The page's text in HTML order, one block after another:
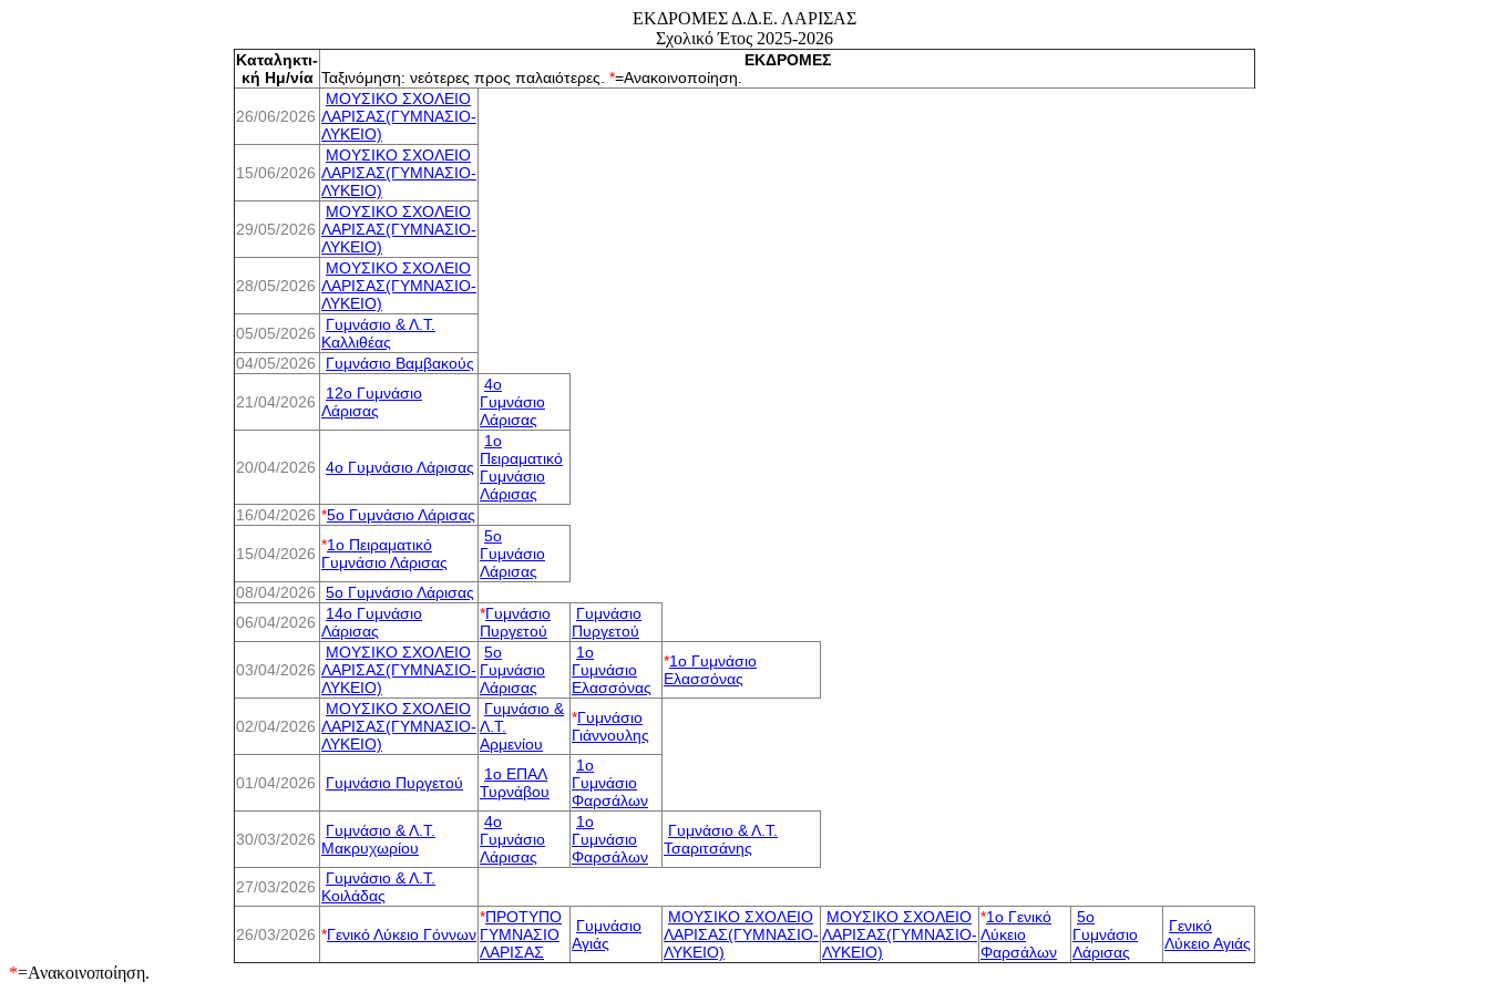
ΕΚΔΡΟΜΕΣ Δ.Δ.Ε. ΛΑΡΙΣΑΣ
Σχολικό Έτος 2025-2026
Καταληκτι-
κή Ημ/νία
ΕΚΔΡΟΜΕΣ
Ταξινόμηση: νεότερες προς παλαιότερες. *=Ανακοινοποίηση.
26/06/2026
ΜΟΥΣΙΚΟ ΣΧΟΛΕΙΟ
ΛΑΡΙΣΑΣ(ΓΥΜΝΑΣΙΟ-
ΛΥΚΕΙΟ)
15/06/2026
ΜΟΥΣΙΚΟ ΣΧΟΛΕΙΟ
ΛΑΡΙΣΑΣ(ΓΥΜΝΑΣΙΟ-
ΛΥΚΕΙΟ)
29/05/2026
ΜΟΥΣΙΚΟ ΣΧΟΛΕΙΟ
ΛΑΡΙΣΑΣ(ΓΥΜΝΑΣΙΟ-
ΛΥΚΕΙΟ)
28/05/2026
ΜΟΥΣΙΚΟ ΣΧΟΛΕΙΟ
ΛΑΡΙΣΑΣ(ΓΥΜΝΑΣΙΟ-
ΛΥΚΕΙΟ)
05/05/2026
Γυμνάσιο & Λ.Τ.
Καλλιθέας
04/05/2026
Γυμνάσιο Βαμβακούς
21/04/2026
12o Γυμνάσιο
Λάρισας
4o
Γυμνάσιο
Λάρισας
20/04/2026 4o Γυμνάσιο Λάρισας
1o
Πειραματικό
Γυμνάσιο
Λάρισας
16/04/2026 *5o Γυμνάσιο Λάρισας
15/04/2026 *1o Πειραματικό
Γυμνάσιο Λάρισας
5o
Γυμνάσιο
Λάρισας
08/04/2026
5o Γυμνάσιο Λάρισας
06/04/2026
14o Γυμνάσιο
Λάρισας
*Γυμνάσιο
Πυργετού
Γυμνάσιο
Πυργετού
03/04/2026
ΜΟΥΣΙΚΟ ΣΧΟΛΕΙΟ
ΛΑΡΙΣΑΣ(ΓΥΜΝΑΣΙΟ-
ΛΥΚΕΙΟ)
5o
Γυμνάσιο
Λάρισας
1o
Γυμνάσιο
Ελασσόνας
*1o Γυμνάσιο
Ελασσόνας
02/04/2026
ΜΟΥΣΙΚΟ ΣΧΟΛΕΙΟ
ΛΑΡΙΣΑΣ(ΓΥΜΝΑΣΙΟ-
ΛΥΚΕΙΟ)
Γυμνάσιο &
Λ.Τ.
Αρμενίου
*Γυμνάσιο
Γιάννουλης
01/04/2026 Γυμνάσιο Πυργετού
1o ΕΠΑΛ
Τυρνάβου
1o
Γυμνάσιο
Φαρσάλων
30/03/2026
Γυμνάσιο & Λ.Τ.
Μακρυχωρίου
4o
Γυμνάσιο
Λάρισας
1o
Γυμνάσιο
Φαρσάλων
Γυμνάσιο & Λ.Τ.
Τσαριτσάνης
27/03/2026
Γυμνάσιο & Λ.Τ.
Κοιλάδας
26/03/2026 *Γενικό Λύκειο Γόννων
*ΠΡΟΤΥΠΟ
ΓΥΜΝΑΣΙΟ
ΛΑΡΙΣΑΣ
Γυμνάσιο
Αγιάς
ΜΟΥΣΙΚΟ ΣΧΟΛΕΙΟ
ΛΑΡΙΣΑΣ(ΓΥΜΝΑΣΙΟ-
ΛΥΚΕΙΟ)
ΜΟΥΣΙΚΟ ΣΧΟΛΕΙΟ
ΛΑΡΙΣΑΣ(ΓΥΜΝΑΣΙΟ-
ΛΥΚΕΙΟ)
*1o Γενικό
Λύκειο
Φαρσάλων
5o
Γυμνάσιο
Λάρισας
Γενικό
Λύκειο Αγιάς
*=Ανακοινοποίηση.